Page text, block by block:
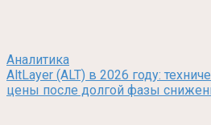
Аналитика
AltLayer (ALT) в 2026 году:
цены после долгой фазы